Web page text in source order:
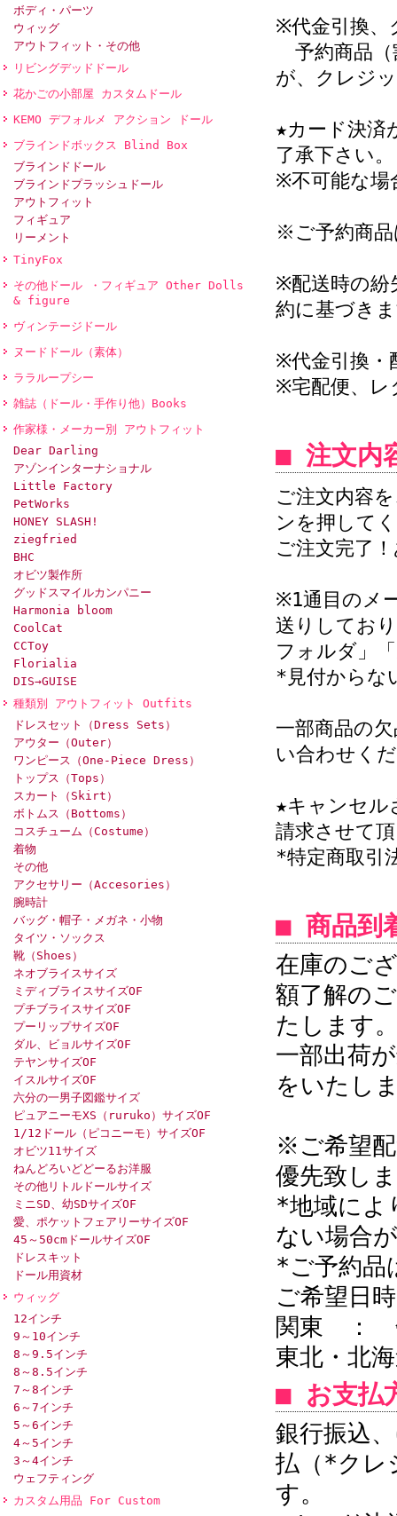
ボディ・パーツ
ウィッグ
アウトフィット・その他
リビングデッドドール
花かごの小部屋 カスタムドール
KEMO デフォルメ アクション ドール
ブラインドボックス Blind Box
ブラインドドール
ブラインドプラッシュドール
アウトフィット
フィギュア
リーメント
TinyFox
その他ドール ・フィギュア Other Dolls
& figure
ヴィンテージドール
ヌードドール（素体）
ララループシー
雑誌（ドール・手作り他）Books
作家様・メーカー別 アウトフィット
Dear Darling
アゾンインターナショナル
Little Factory
PetWorks
HONEY SLASH!
ziegfried
BHC
オビツ製作所
グッドスマイルカンパニー
Harmonia bloom
CoolCat
CCToy
Florialia
DIS→GUISE
種類別 アウトフィット Outfits
ドレスセット（Dress Sets）
アウター（Outer）
ワンピース（One-Piece Dress）
トップス（Tops）
スカート（Skirt）
ボトムス（Bottoms）
コスチューム（Costume）
着物
その他
アクセサリー（Accesories）
腕時計
バッグ・帽子・メガネ・小物
タイツ・ソックス
靴（Shoes）
ネオブライスサイズ
ミディブライスサイズOF
プチブライスサイズOF
プーリップサイズOF
ダル、ビョルサイズOF
テヤンサイズOF
イスルサイズOF
六分の一男子図鑑サイズ
ピュアニーモXS（ruruko）サイズOF
1/12ドール（ピコニーモ）サイズOF
オビツ11サイズ
ねんどろいどどーるお洋服
その他リトルドールサイズ
ミニSD、幼SDサイズOF
愛、ポケットフェアリーサイズOF
45～50cmドールサイズOF
ドレスキット
ドール用資材
ウィッグ
12インチ
9～10インチ
8～9.5インチ
8～8.5インチ
7～8インチ
6～7インチ
5～6インチ
4～5インチ
3～4インチ
ウェフティング
カスタム用品 For Custom
※代金引換、
予約商品（
が、クレジ
★カード決済
了承下さい。
※不可能な場
※ご予約商品
※配送時の紛
約に基づき
※代金引換・
※宅配便、レ
■ 注文内
ご注文内容
ンを押して
ご注文完了
※1通目のメ
送りしてお
フォルダ」
*見付からな
一部商品の
い合わせく
★キャンセル
請求させて
*特定商取引
■ 商品到
在庫のご
額了解の
たします
一部出荷
をいたし
※ご希望
優先致し
*地域によ
ない場合
*ご予約品
ご希望日
関東 ：
東北・北
■ お支払
銀行振込
払（*クレ
す。